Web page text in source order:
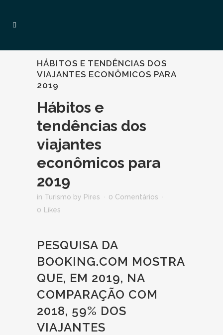
HÁBITOS E TENDÊNCIAS DOS
VIAJANTES ECONÔMICOS PARA
2019
Hábitos e
tendências dos
viajantes
econômicos para
2019
in Turismo by Pires
0 Comentários
0
Likes
PESQUISA DA
BOOKING.COM MOSTRA
QUE, EM 2019, NA
COMPARAÇÃO COM
2018, 59% DOS
VIAJANTES